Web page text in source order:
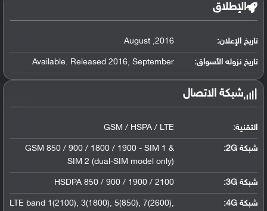
الإطلاق
تاريخ الإعلان: 2016, August
تاريخ نزوله الأسواق: Available. Released 2016, September
شبكة الاتصال
التقنية: GSM / HSPA / LTE
شبكة 2G:
GSM 850 / 900 / 1800 / 1900 - SIM 1 &
SIM 2 (dual-SIM model only)
شبكة 3G :
HSDPA 850 / 900 / 1900 / 2100
شبكة 4G :
LTE band 1(2100), 3(1800), 5(850), 7(2600),